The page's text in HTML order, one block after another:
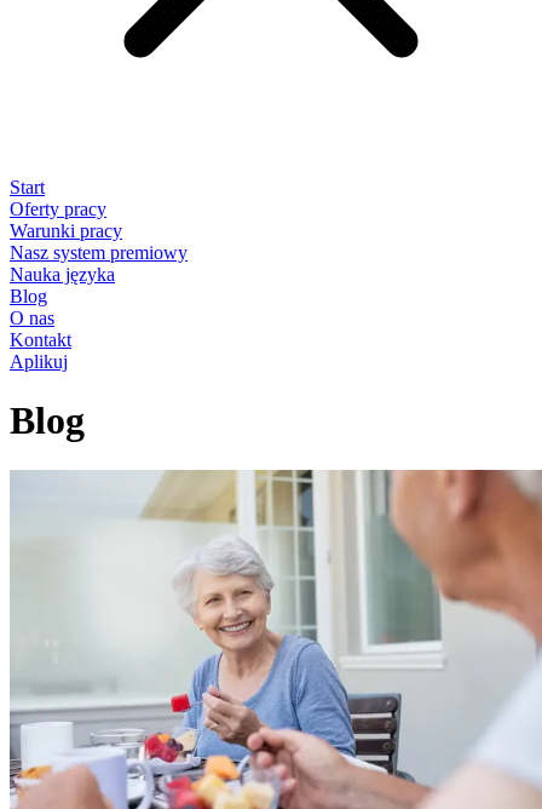
Start
Oferty pracy
Warunki pracy
Nasz system premiowy
Nauka języka
Blog
O nas
Kontakt
Aplikuj
Blog